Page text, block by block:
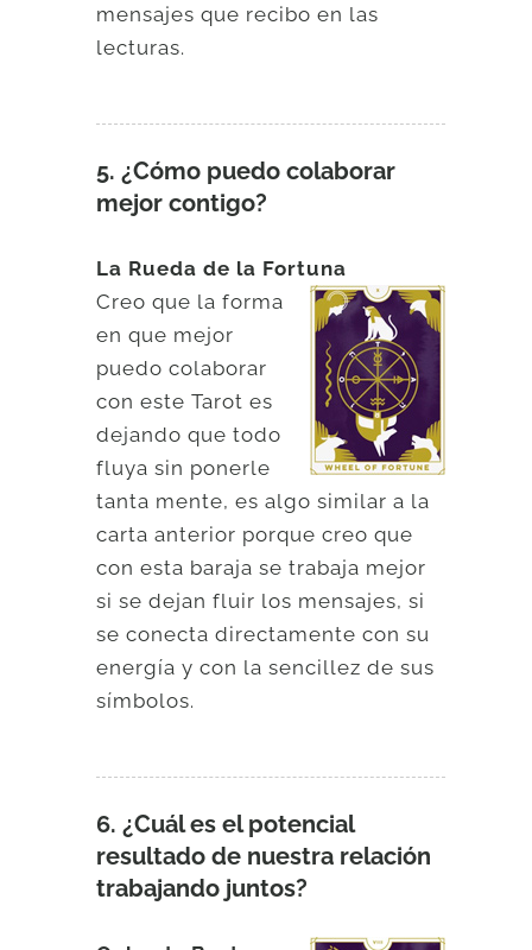
mensajes que recibo en las
lecturas.
5. ¿Cómo puedo colaborar
mejor contigo?
La Rueda de la Fortuna
Creo que la forma
en que mejor
puedo colaborar
con este Tarot es
dejando que todo
fluya sin ponerle
tanta mente, es algo similar a la
carta anterior porque creo que
con esta baraja se trabaja mejor
si se dejan fluir los mensajes, si
se conecta directamente con su
energía y con la sencillez de sus
símbolos.
6. ¿Cuál es el potencial
resultado de nuestra relación
trabajando juntos?